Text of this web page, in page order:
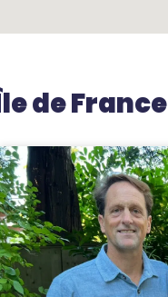
de France